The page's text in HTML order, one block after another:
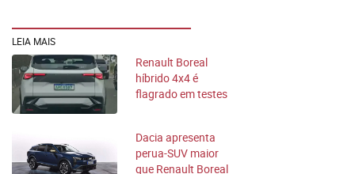
LEIA MAIS
Renault Boreal
híbrido 4x4 é
flagrado em testes
Dacia apresenta
perua-SUV maior
que Renault Boreal